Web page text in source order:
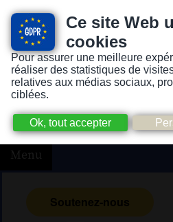
Ce site Web
cookies
Pour assurer une meilleure
réaliser des statistiques de
relatives aux médias sociaux,
ciblées.
Version pour personnes mal-
Menu